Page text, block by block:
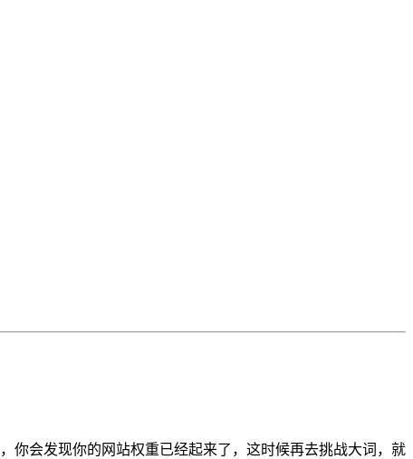
你会发现你的网站权重已经起来了，这时候再去挑战大词，就